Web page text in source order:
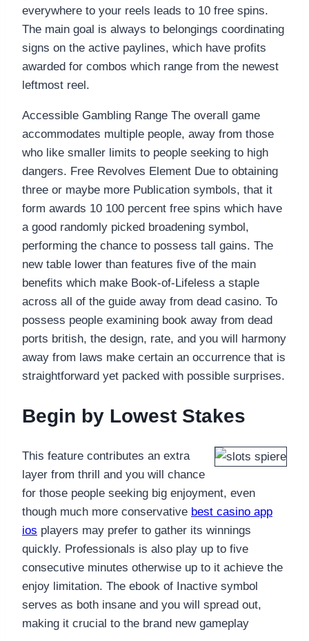
everywhere to your reels leads to 10 free spins.
The main goal is always to belongings coordinating
signs on the active paylines, which have profits
awarded for combos which range from the newest
leftmost reel.
Accessible Gambling Range The overall game
accommodates multiple people, away from those
who like smaller limits to people seeking to high
dangers. Free Revolves Element Due to obtaining
three or maybe more Publication symbols, that it
form awards 10 100 percent free spins which have
a good randomly picked broadening symbol,
performing the chance to possess tall gains. The
new table lower than features five of the main
benefits which make Book-of-Lifeless a staple
across all of the guide away from dead casino. To
possess people examining book away from dead
ports british, the design, rate, and you will harmony
away from laws make certain an occurrence that is
straightforward yet packed with possible surprises.
Begin by Lowest Stakes
This feature contributes an extra
layer from thrill and you will chance
for those people seeking big enjoyment, even
though much more conservative best casino app
ios players may prefer to gather its winnings
quickly. Professionals is also play up to five
consecutive minutes otherwise up to it achieve the
enjoy limitation. The ebook of Inactive symbol
serves as both insane and you will spread out,
making it crucial to the brand new gameplay